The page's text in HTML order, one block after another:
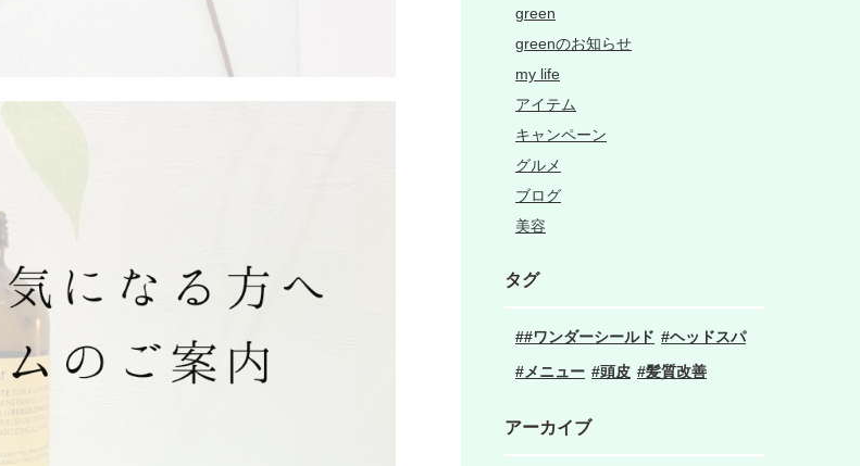
green
greenのお知らせ
my life
アイテム
キャンペーン
グルメ
ブログ
美容
タグ
#ワンダーシールド
ヘッドスパ
メニュー
頭皮 髪質改善
アーカイブ